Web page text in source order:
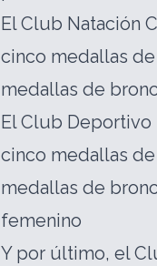
El Club Natación
cinco medallas
medallas de
El Club Deportivo
cinco medallas
medallas de
femenino
Y por último, el